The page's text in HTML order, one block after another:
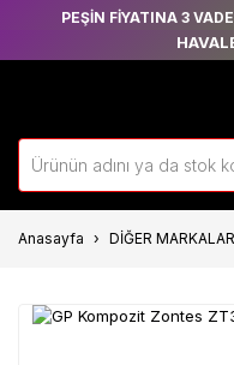
PEŞİN FİYATINA 3
Anasayfa DİĞER MARKALAR